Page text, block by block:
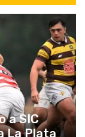
a SIC
La Plata